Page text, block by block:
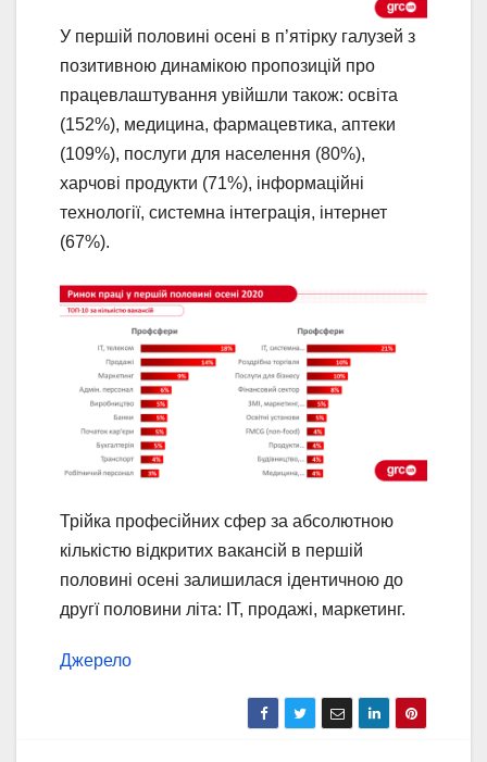
У першій половині осені в п’ятірку галузей з
позитивною динамікою пропозицій про
працевлаштування увійшли також: освіта
(152%), медицина, фармацевтика, аптеки
(109%), послуги для населення (80%),
харчові продукти (71%), інформаційні
технології, системна інтеграція, інтернет
(67%).
Трійка професійних сфер за абсолютною
кількістю відкритих вакансій в першій
половині осені залишилася ідентичною до
другї половини літа: IT, продажі, маркетинг.
Джерело